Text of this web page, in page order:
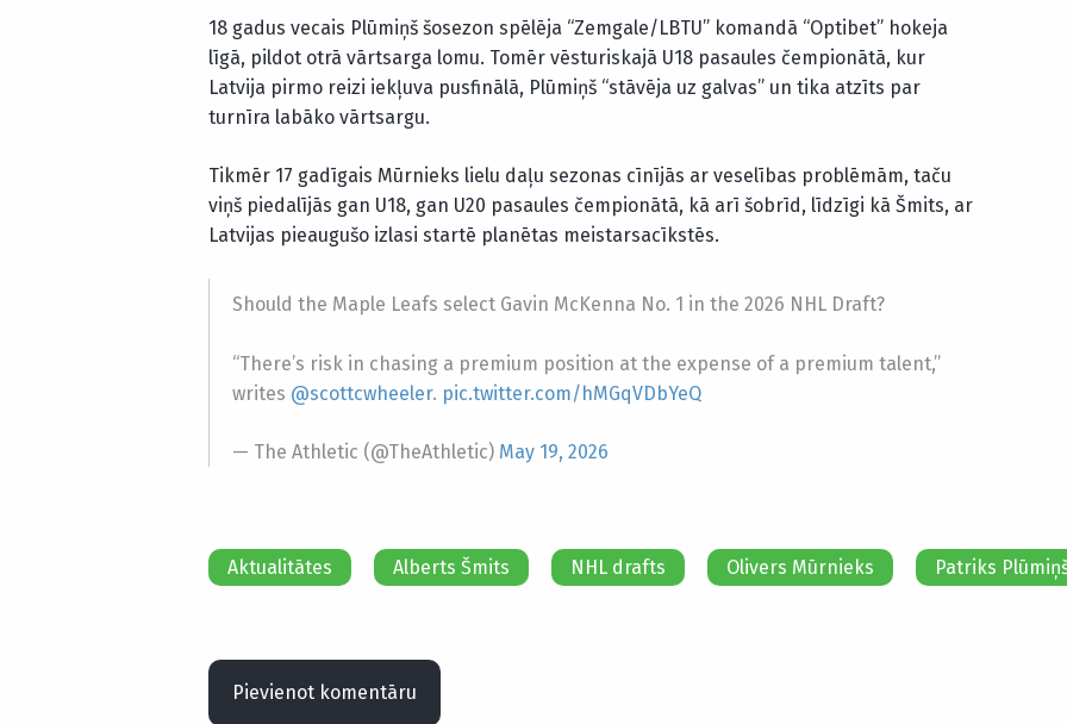
18 gadus vecais Plūmiņš šosezon spēlēja “Zemgale/LBTU” komandā “Optibet” hokeja
līgā, pildot otrā vārtsarga lomu. Tomēr vēsturiskajā U18 pasaules čempionātā, kur
Latvija pirmo reizi iekļuva pusfinālā, Plūmiņš “stāvēja uz galvas” un tika atzīts par
turnīra labāko vārtsargu.
Tikmēr 17 gadīgais Mūrnieks lielu daļu sezonas cīnījās ar veselības problēmām, taču
viņš piedalījās gan U18, gan U20 pasaules čempionātā, kā arī šobrīd, līdzīgi kā Šmits, ar
Latvijas pieaugušo izlasi startē planētas meistarsacīkstēs.
Should the Maple Leafs select Gavin McKenna No. 1 in the 2026 NHL Draft?
“There’s risk in chasing a premium position at the expense of a premium talent,”
writes @scottcwheeler. pic.twitter.com/hMGqVDbYeQ
— The Athletic (@TheAthletic) May 19, 2026
Aktualitātes Alberts Šmits NHL drafts Olivers Mūrnieks Patriks
Pievienot komentāru